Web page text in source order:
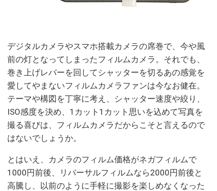
デジタルカメラやスマホ搭載カメラの席巻で、今や風
前の灯となってしまったフィルムカメラ。それでも、
巻き上げレバーを回してシャッターを切るあの感覚を
愛してやまないフィルムカメラファンは今なお健在。
テーマや構図を丁寧に考え、シャッター速度や絞り、
ISO感度を決め、1カット1カット思いを込めて写真を
撮る喜びは、フィルムカメラだからこそと言えるので
はないでしょうか。
とはいえ、カメラのフィルム価格がネガフィルムで
1000円前後、リバーサルフィルムなら2000円前後と
高騰し、以前のように手軽に撮影を楽しめなくなった